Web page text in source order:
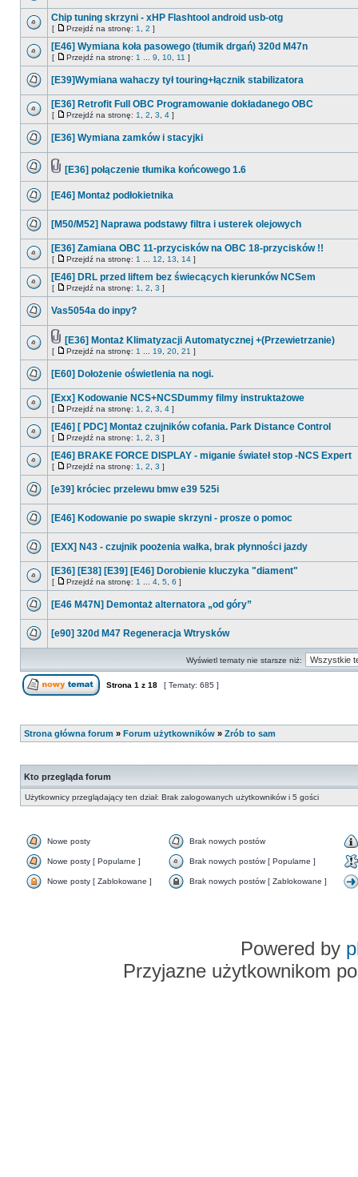
Chip tuning skrzyni - xHP Flashtool android usb-otg
[ Przejdź na stronę: 1 2 ]
[E46] Wymiana koła pasowego (tłumik drgań) 320d M47n
[ Przejdź na stronę: 1 9 10 11 ]
[E39]Wymiana wahaczy tył touring+łącznik stabilizatora
[E36] Retrofit Full OBC Programowanie dokładanego OBC
[ Przejdź na stronę: 1 2 3 4 ]
[E36] Wymiana zamków i stacyjki
[E36] połączenie tłumika końcowego 1.6
[E46] Montaż podłokietnika
[M50/M52] Naprawa podstawy filtra i usterek olejowych
[E36] Zamiana OBC 11-przycisków na OBC 18-przycisków !!
[ Przejdź na stronę: 1 12 13 14 ]
[E46] DRL przed liftem bez świecących kierunków NCSem
[ Przejdź na stronę: 1 2 3 ]
Vas5054a do inpy?
[E36] Montaż Klimatyzacji Automatycznej +(Przewietrzanie)
[ Przejdź na stronę: 1 19 20 21 ]
[E60] Dołożenie oświetlenia na nogi.
[Exx] Kodowanie NCS+NCSDummy filmy instruktażowe
[ Przejdź na stronę: 1 2 3 4 ]
[E46] [ PDC] Montaż czujników cofania. Park Distance Control
[ Przejdź na stronę: 1 2 3 ]
[E46] BRAKE FORCE DISPLAY - miganie świateł stop -NCS Expert
[ Przejdź na stronę: 1 2 3 ]
[e39] króciec przelewu bmw e39 525i
[E46] Kodowanie po swapie skrzyni - prosze o pomoc
[EXX] N43 - czujnik poożenia wałka, brak płynności jazdy
[E36] [E38] [E39] [E46] Dorobienie kluczyka "diament"
[ Przejdź na stronę: 1 4 5 6 ]
[E46 M47N] Demontaż alternatora „od góry”
[e90] 320d M47 Regeneracja Wtrysków
Wyświetl tematy nie starsze niż:
Strona 1 z 18 [ Tematy: 685 ]
Strona główna forum » Forum użytkowników » Zrób to sam
Kto przegląda forum
Użytkownicy przeglądający ten dział: Brak zalogowanych użytkowników i 5 gości
Nowe posty Brak nowych postów
Nowe posty [ Popularne ] Brak nowych postów [ Popularne ]
Nowe posty [ Zablokowane ] Brak nowych postów [ Zablokowane ]
Powered by
Przyjazne użytkownikom